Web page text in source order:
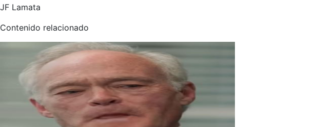
JF Lamata
Contenido relacionado